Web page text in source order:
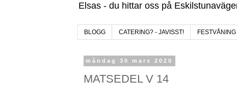
Elsas - du hittar oss på
BLOGG CATERING? - JAVISST! FESTVÅNING
måndag 30 mars 2020
MATSEDEL V 14